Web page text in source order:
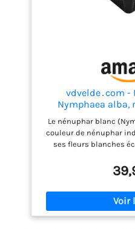
vdvelde․com -
Nymphaea alba,
Le nénuphar blanc
couleur de nénuphar
ses fleurs blanches
à tout bassin. Il ouvre
les referme au coucher.
ensoleillé à une
maximum, et vous
nombreuses années.